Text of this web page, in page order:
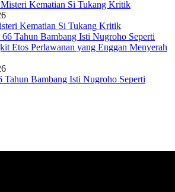
Kematian Si Tukang Kritik
Tahun Bambang Isti Nugroho Seperti